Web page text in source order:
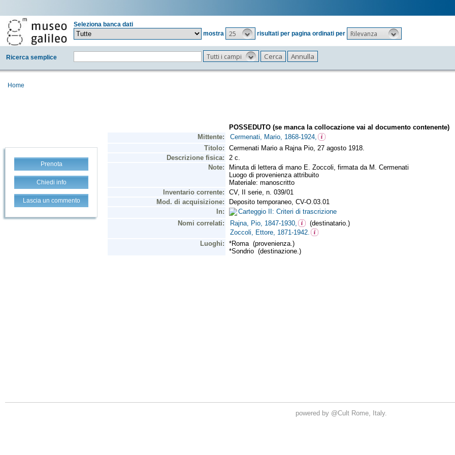
Seleziona banca dati
mostra
25 risultati per pagina ordinati per Rilevanza
Ricerca semplice Tutti i campi
Home
Prenota
Chiedi info
Lascia un commento
powered by @Cult Rome, Italy.